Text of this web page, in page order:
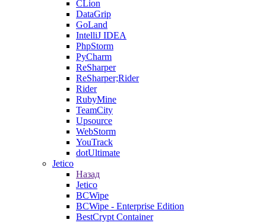
CLion
DataGrip
GoLand
IntelliJ IDEA
PhpStorm
PyCharm
ReSharper
ReSharper;Rider
Rider
RubyMine
TeamCity
Upsource
WebStorm
YouTrack
dotUltimate
Jetico
Назад
Jetico
BCWipe
BCWipe - Enterprise Edition
BestCrypt Container